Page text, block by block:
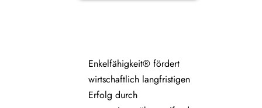
Enkelfähigkeit® fördert
wirtschaftlich langfristigen
Erfolg durch